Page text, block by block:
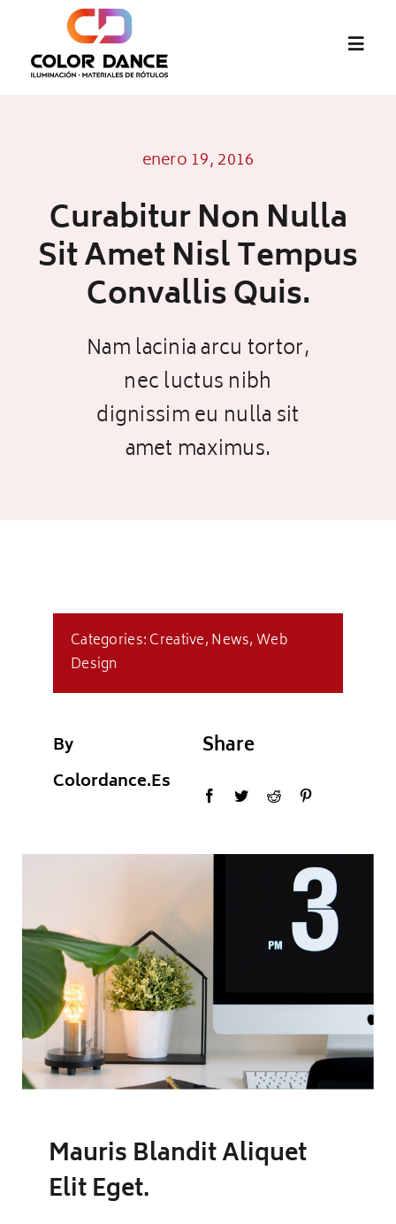
contenido
Materiales de Rótulos
enero 19, 2016
Curabitur Non Nulla
Sit Amet Nisl Tempus
Convallis Quis.
Nam lacinia arcu tortor,
nec luctus nibh
dignissim eu nulla sit
amet maximus.
Categories:Creative,News,Web
Design
By
Colordance.es
Share
Mauris Blandit Aliquet
Elit Eget.